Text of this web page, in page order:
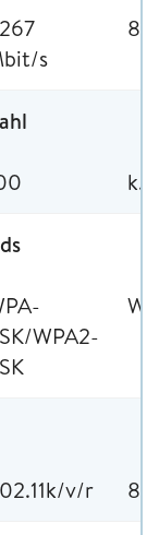
s
k.
WPA2-
v/r